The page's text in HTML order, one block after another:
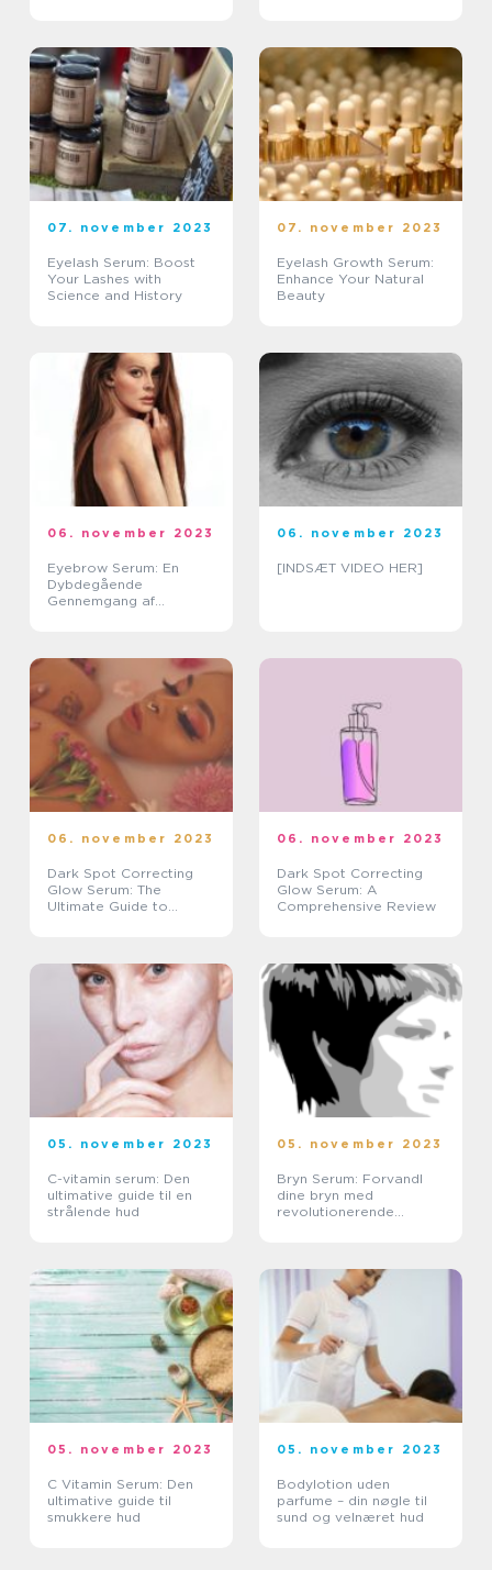
verden over
07. november 2023
Eyelash Serum: Boost
Your Lashes with
Science and History
07. november 2023
Eyelash Growth Serum:
Enhance Your Natural
Beauty
06. november 2023
Eyebrow Serum: En
Dybdegående
Gennemgang af
06. november 2023
[INDSÆT VIDEO HER]
06. november 2023
Dark Spot Correcting
Glow Serum: The
Ultimate Guide to
06. november 2023
Dark Spot Correcting
Glow Serum: A
Comprehensive Review
05. november 2023
C-vitamin serum: Den
ultimative guide til en
strålende hud
05. november 2023
Bryn Serum: Forvandl
dine bryn med
revolutionerende
05. november 2023
C Vitamin Serum: Den
ultimative guide til
smukkere hud
05. november 2023
Bodylotion uden
parfume – din nøgle til
sund og velnæret hud